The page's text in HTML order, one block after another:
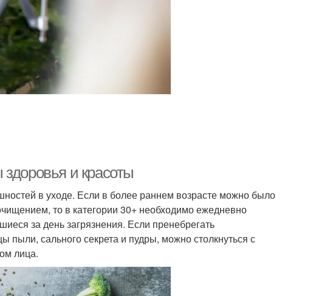
здоровья и красоты
в уходе. Если в более раннем возрасте можно было
то в категории 30+ необходимо ежедневно
за день загрязнения. Если пренебрегать
пыли, сального секрета и пудры, можно столкнуться с
лица.